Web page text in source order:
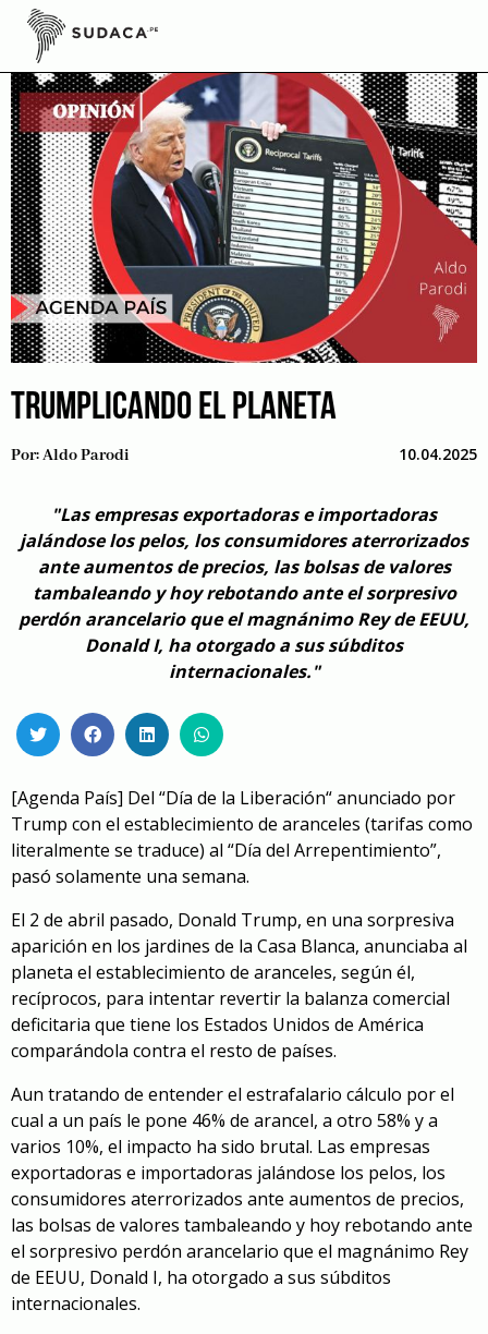
Skip
content
TRUMPLICANDO EL PLANETA
Por:Aldo Parodi 10.04.2025
"Las empresas exportadoras e importadoras
jalándose los pelos, los consumidores aterrorizados
ante aumentos de precios, las bolsas de valores
tambaleando y hoy rebotando ante el sorpresivo
perdón arancelario que el magnánimo Rey de EEUU,
Donald I, ha otorgado a sus súbditos
internacionales."
[Agenda País] Del “Día de la Liberación“ anunciado por
Trump con el establecimiento de aranceles (tarifas como
literalmente se traduce) al “Día del Arrepentimiento”,
pasó solamente una semana.
El 2 de abril pasado, Donald Trump, en una sorpresiva
aparición en los jardines de la Casa Blanca, anunciaba al
planeta el establecimiento de aranceles, según él,
recíprocos, para intentar revertir la balanza comercial
deficitaria que tiene los Estados Unidos de América
comparándola contra el resto de países.
Aun tratando de entender el estrafalario cálculo por el
cual a un país le pone 46% de arancel, a otro 58% y a
varios 10%, el impacto ha sido brutal. Las empresas
exportadoras e importadoras jalándose los pelos, los
consumidores aterrorizados ante aumentos de precios,
las bolsas de valores tambaleando y hoy rebotando ante
el sorpresivo perdón arancelario que el magnánimo Rey
de EEUU, Donald I, ha otorgado a sus súbditos
internacionales.